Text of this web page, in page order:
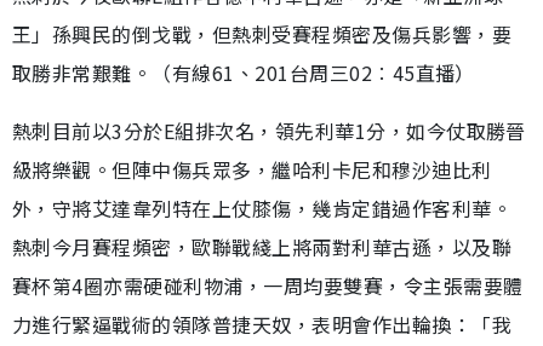
王」孫興民的倒戈戰，但熱刺受賽程頻密及傷兵影響，要
取勝非常艱難。（有線61、201台周三02︰45直播）
熱刺目前以3分於E組排次名，領先利華1分，如今仗取勝晉
級將樂觀。但陣中傷兵眾多，繼哈利卡尼和穆沙迪比利
外，守將艾達韋列特在上仗膝傷，幾肯定錯過作客利華。
熱刺今月賽程頻密，歐聯戰綫上將兩對利華古遜，以及聯
賽杯第4圈亦需硬碰利物浦，一周均要雙賽，令主張需要體
力進行緊逼戰術的領隊普捷天奴，表明會作出輪換：「我